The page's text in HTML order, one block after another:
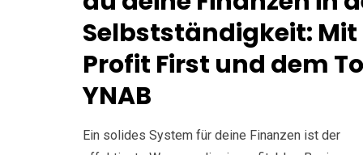
Selbstständigkeit: Mit
Profit First und dem
YNAB
Ein solides System für deine Finanzen ist der